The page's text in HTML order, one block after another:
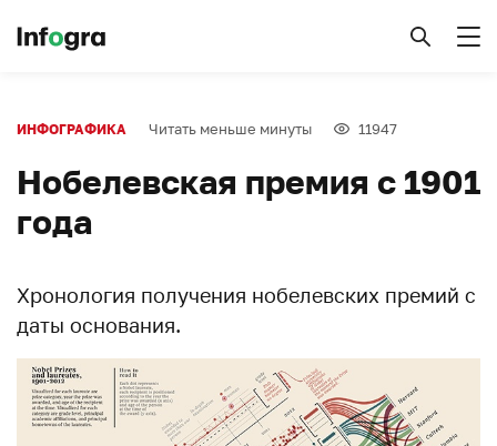
ИНФОГРАФИКА Читать меньше минуты 11947
Нобелевская премия с 1901
года
Хронология получения нобелевских премий с
даты основания.